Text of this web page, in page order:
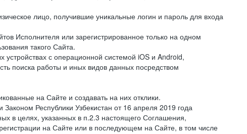
лицо, получившие уникальные логин и пароль для входа
Исполнителя или зарегистрированное только на одном
такого Сайта.
с операционной системой iOS и Android,
поиска работы и иных видов данных посредством
на Сайте и создавать на них отклики.
Республики Узбекистан от 16 апреля 2019 года
в целях, указанных в п.2.3 настоящего Соглашения,
на Сайте или в последующем на Сайте, в том числе